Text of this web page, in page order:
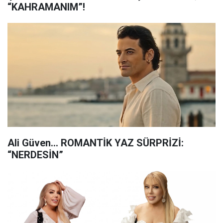
“KAHRAMANIM”!
Ali Güven... ROMANTİK YAZ SÜRPRİZİ:
“NERDESİN”